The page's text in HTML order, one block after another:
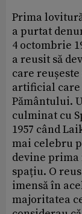
Prima
a purtat
4 octombrie
a reusit să
care
artificial
Pământului.
culminat cu
1957 când
mai celebru
devine
spațiu. O
imensă în
majoritatea